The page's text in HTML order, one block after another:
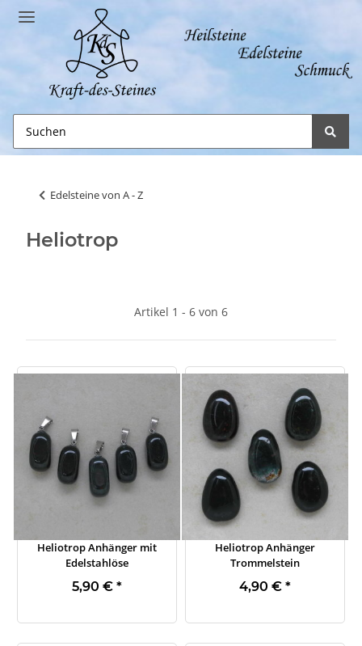
Edelsteine von A - Z
Heliotrop
Artikel 1 - 6 von 6
Heliotrop Anhänger mit
Edelstahlöse
5,90 € *
Heliotrop Anhänger
Trommelstein
4,90 € *